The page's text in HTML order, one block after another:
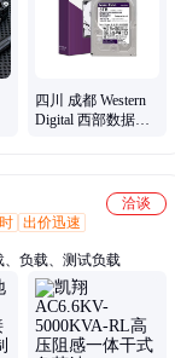
四川 成都 Western
Digital 西部数据
盘pro SATA 7200转
256MB CMR垂直
AI技术 3.5英寸
洽谈
出价迅速
负载、测试负载